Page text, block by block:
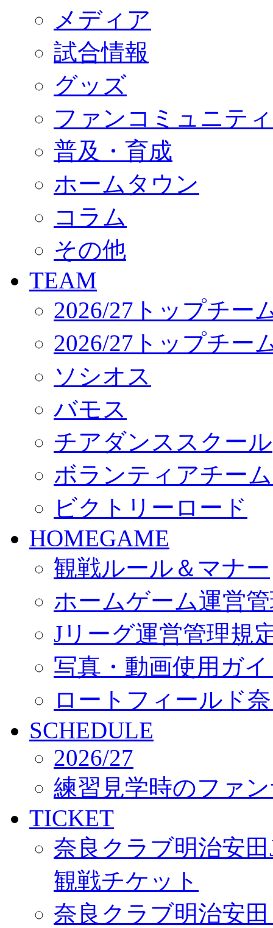
2026/27ファンコミュニティ
サポートショップ
GOODS
オフィシャルストア（実店舗）
オンラインストア
ACADEMY
アカデミーについて
コーチ&スタッフ
ジュニア
ジュニアユース
ユース
練習拠点（ナラディーア）
SCHOOL
CLUB
パートナー募集
クラブ理念
サステナビリティ
Web制作支援
応援プロジェクト
メディア
試合情報
グッズ
ファンコミュニティ
普及・育成
ホームタウン
コラム
その他
TEAM
2026/27トップチー
2026/27トップチー
ソシオス
バモス
チアダンススクール
ボランティアチー
ビクトリーロード
HOMEGAME
観戦ルール＆マナー
ホームゲーム運営
Jリーグ運営管理規
写真・動画使用ガ
ロートフィールド
SCHEDULE
2026/27
練習見学時のファ
TICKET
奈良クラブ明治安
観戦チケット
奈良クラブ明治安